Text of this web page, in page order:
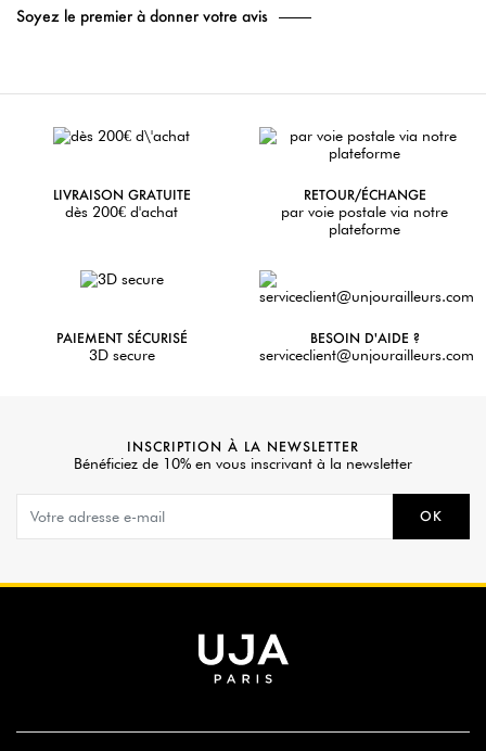
Soyez le premier à donner votre avis
LIVRAISON GRATUITE
dès 200€ d'achat
RETOUR/ÉCHANGE
par voie postale via notre
plateforme
PAIEMENT SÉCURISÉ
3D secure
BESOIN D'AIDE ?
serviceclient@unjourailleurs.com
INSCRIPTION À LA NEWSLETTER
Bénéficiez de 10% en vous inscrivant à la newsletter
OK